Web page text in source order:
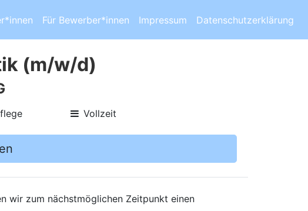
Für Bewerber*innen Impressum Datenschutzerklärung
(m/w/d)
Vollzeit
wir zum nächstmöglichen Zeitpunkt einen